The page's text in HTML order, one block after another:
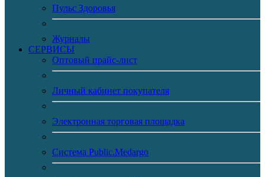
Пульс Здоровья
Журналы
CЕРВИСЫ
Оптовый прайс-лист
Личный кабинет покупателя
Электронная торговая площадка
Система Public.Medargo